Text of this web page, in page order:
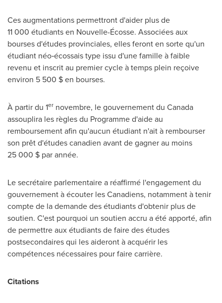
Ces augmentations permettront d'aider plus de
11 000 étudiants en Nouvelle-Écosse. Associées aux
bourses d'études provinciales, elles feront en sorte qu'un
étudiant néo‑écossais type issu d'une famille à faible
revenu et inscrit au premier cycle à temps plein reçoive
environ 5 500 $ en bourses.
À partir du 1er novembre, le gouvernement du Canada
assouplira les règles du Programme d'aide au
remboursement afin qu'aucun étudiant n'ait à rembourser
son prêt d'études canadien avant de gagner au moins
25 000 $ par année.
Le secrétaire parlementaire a réaffirmé l'engagement du
gouvernement à écouter les Canadiens, notamment à tenir
compte de la demande des étudiants d'obtenir plus de
soutien. C'est pourquoi un soutien accru a été apporté, afin
de permettre aux étudiants de faire des études
postsecondaires qui les aideront à acquérir les
compétences nécessaires pour faire carrière.
Citations